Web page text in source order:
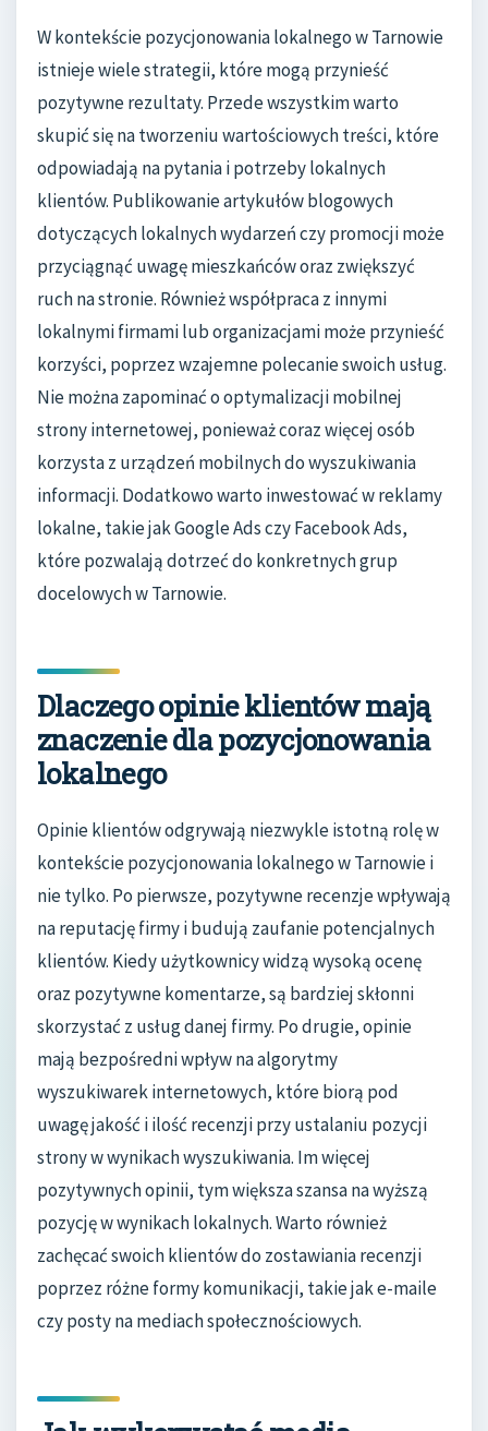
W kontekście pozycjonowania lokalnego w Tarnowie
istnieje wiele strategii, które mogą przynieść
pozytywne rezultaty. Przede wszystkim warto
skupić się na tworzeniu wartościowych treści, które
odpowiadają na pytania i potrzeby lokalnych
klientów. Publikowanie artykułów blogowych
dotyczących lokalnych wydarzeń czy promocji może
przyciągnąć uwagę mieszkańców oraz zwiększyć
ruch na stronie. Również współpraca z innymi
lokalnymi firmami lub organizacjami może przynieść
korzyści, poprzez wzajemne polecanie swoich usług.
Nie można zapominać o optymalizacji mobilnej
strony internetowej, ponieważ coraz więcej osób
korzysta z urządzeń mobilnych do wyszukiwania
informacji. Dodatkowo warto inwestować w reklamy
lokalne, takie jak Google Ads czy Facebook Ads,
które pozwalają dotrzeć do konkretnych grup
docelowych w Tarnowie.
Dlaczego opinie klientów mają
znaczenie dla pozycjonowania
lokalnego
Opinie klientów odgrywają niezwykle istotną rolę w
kontekście pozycjonowania lokalnego w Tarnowie i
nie tylko. Po pierwsze, pozytywne recenzje wpływają
na reputację firmy i budują zaufanie potencjalnych
klientów. Kiedy użytkownicy widzą wysoką ocenę
oraz pozytywne komentarze, są bardziej skłonni
skorzystać z usług danej firmy. Po drugie, opinie
mają bezpośredni wpływ na algorytmy
wyszukiwarek internetowych, które biorą pod
uwagę jakość i ilość recenzji przy ustalaniu pozycji
strony w wynikach wyszukiwania. Im więcej
pozytywnych opinii, tym większa szansa na wyższą
pozycję w wynikach lokalnych. Warto również
zachęcać swoich klientów do zostawiania recenzji
poprzez różne formy komunikacji, takie jak e-maile
czy posty na mediach społecznościowych.